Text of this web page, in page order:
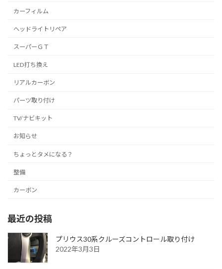
カーフィルム
ヘッドライトリペア
スーパーＧＴ
LED打ち換え
リアルカーボン
パーツ取り付け
TV/ナビキット
お知らせ
ちょっとタメになる？
整備
カーボン
最近の投稿
プリウス30系クルーズコントロール取り付け
2022年3月3日